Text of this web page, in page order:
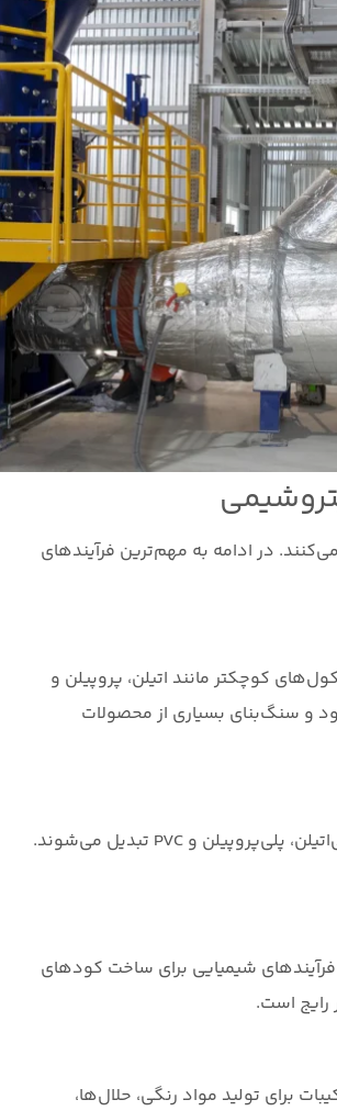
در ادامه به مهم‌ترین فرآیندهای
کوچکتر مانند اتیلن، پروپیلن و
و سنگ‌بنای بسیاری از محصولات
در این فرآیند، مولکول‌های کوچک (مانند اتیلن) به پلیمرهایی مانند پلی‌اتیلن، پلی‌پروپیلن و PVC تبدیل می‌شوند.
فرآیندهای شیمیایی برای ساخت کودهای
رایج است.
برای تولید مواد رنگی، حلال‌ها،